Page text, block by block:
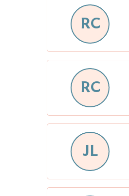
RC
RC
JL